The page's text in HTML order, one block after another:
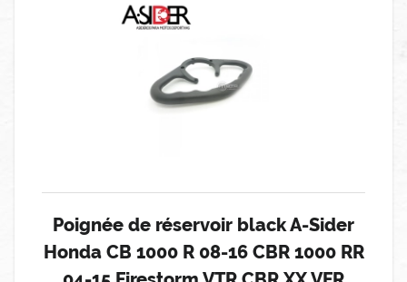
Poignée de réservoir black A-Sider
Honda CB 1000 R 08-16 CBR 1000 RR